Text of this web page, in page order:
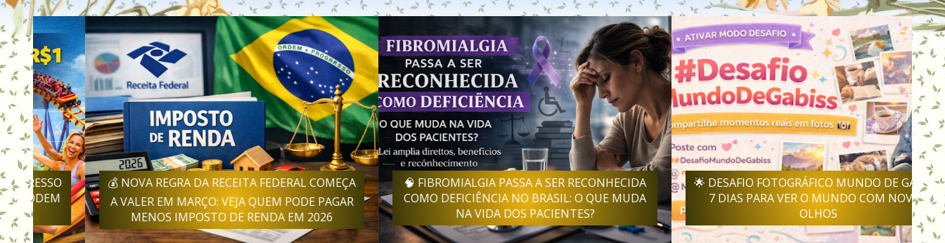
💰 NOVA REGRA DA RECEITA FEDERAL COMEÇA
A VALER EM MARÇO: VEJA QUEM PODE PAGAR
MENOS IMPOSTO DE RENDA EM 2026
🧠 FIBROMIALGIA PASSA A SER RECONHECIDA
COMO DEFICIÊNCIA NO BRASIL: O QUE MUDA
NA VIDA DOS PACIENTES?
🌟 DESAFIO FOTOGRÁFICO MUNDO DE GABISS:
7 DIAS PARA VER O MUNDO COM NOVOS